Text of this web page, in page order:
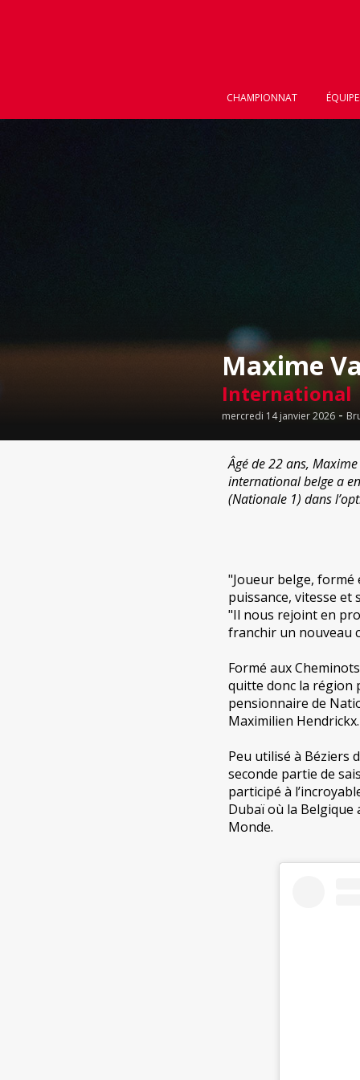
CHAMPIONNAT
Maxime
International
mercredi 14 janvier 2026 -
Âgé de 22 ans,
international belge a en
(Nationale 1) dans
"Joueur belge, formé
puissance, vitesse et
"Il nous rejoint en
franchir un nouveau
Formé aux
quitte donc la région
pensionnaire de
Maximilien Hendrickx.
Peu utilisé à Béziers
seconde partie de
participé à
Dubaï où la Belgique
Monde.